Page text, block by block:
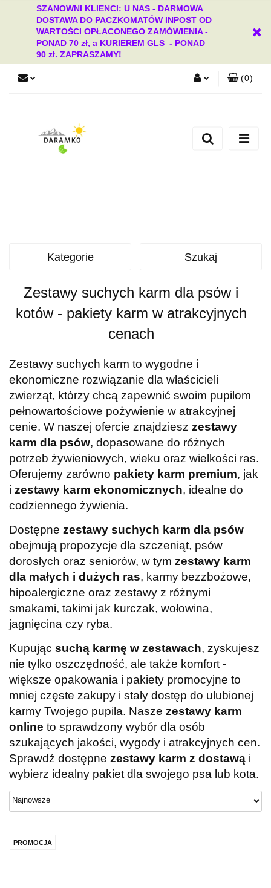
SZANOWNI KLIENCI: U NAS - DARMOWA
DOSTAWA DO PACZKOMATÓW INPOST OD
WARTOŚCI OPŁACONEGO ZAMÓWIENIA -
PONAD 70 zł, a KURIEREM GLS - PONAD
90 zł. ZAPRASZAMY!
Dodaj zgłoszenie
(0)
Kategorie Szukaj
Zestawy suchych karm dla psów i
kotów - pakiety karm w atrakcyjnych
cenach
Zestawy suchych karm to wygodne i
ekonomiczne rozwiązanie dla właścicieli
zwierząt, którzy chcą zapewnić swoim pupilom
pełnowartościowe pożywienie w atrakcyjnej
cenie. W naszej ofercie znajdziesz zestawy
karm dla psów, dopasowane do różnych
potrzeb żywieniowych, wieku oraz wielkości ras.
Oferujemy zarówno pakiety karm premium, jak
i zestawy karm ekonomicznych, idealne do
codziennego żywienia.
Dostępne zestawy suchych karm dla psów
obejmują propozycje dla szczeniąt, psów
dorosłych oraz seniorów, w tym zestawy karm
dla małych i dużych ras, karmy bezzbożowe,
hipoalergiczne oraz zestawy z różnymi
smakami, takimi jak kurczak, wołowina,
jagnięcina czy ryba.
Kupując suchą karmę w zestawach, zyskujesz
nie tylko oszczędność, ale także komfort -
większe opakowania i pakiety promocyjne to
mniej częste zakupy i stały dostęp do ulubionej
karmy Twojego pupila. Nasze zestawy karm
online to sprawdzony wybór dla osób
szukających jakości, wygody i atrakcyjnych cen.
Sprawdź dostępne zestawy karm z dostawą i
wybierz idealny pakiet dla swojego psa lub kota.
PROMOCJA